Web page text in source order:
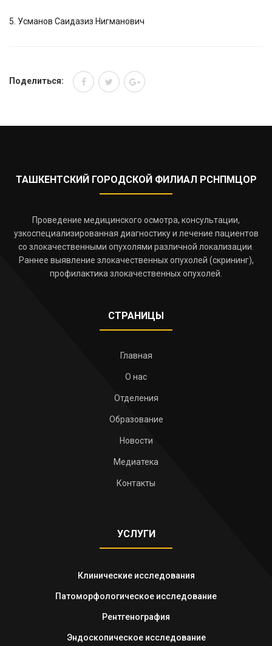
5. Усманов Саидазиз Нигманович
Поделиться:
ТАШКЕНТСКИЙ ГОРОДСКОЙ ФИЛИАЛ РСНПМЦОР
Проведение медицинского осмотра, консультации,
узкоспециализированная диагностику и лечение пациентов
со злокачественными опухолями различной локализации.
Раннее выявление злокачественных опухолей (скрининг),
профилактика злокачественных опухолей.
СТРАНИЦЫ
Главная
О нас
Отделения
Образование
Новости
Медиатека
Контакты
УСЛУГИ
Клинические исследования
Патоморфологическое исследование
Рентгенография
Эндоскопическое исследование